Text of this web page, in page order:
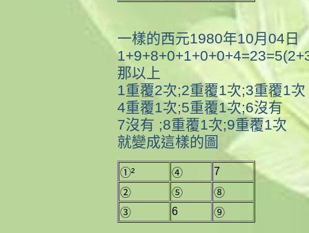
一樣的西元1980年10月04日
那以上
1重覆2次;2重覆1次;3重覆1次
4重覆1次;5重覆1次;6沒有
7沒有 ;8重覆1次;9重覆1次
就變成這樣的圖
①² ④
7
②
⑤
⑧
③
6 ⑨